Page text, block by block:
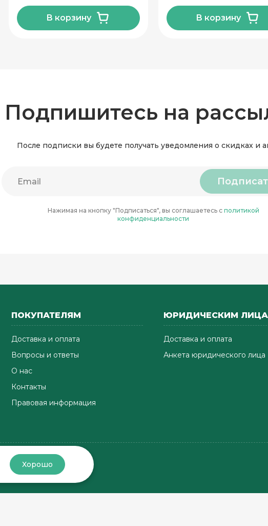
В корзину В корзину
Подпишитесь на
После подписки вы будете получать уведомления о скидках и
Нажимая на кнопку "Подписаться", вы соглашаетесь с политикой
конфиденциальности
ПОКУПАТЕЛЯМ
Доставка и оплата
Вопросы и ответы
О нас
Контакты
Правовая информация
ЮРИДИЧЕСКИМ
Доставка и оплата
Анкета юридического лица
Хорошо